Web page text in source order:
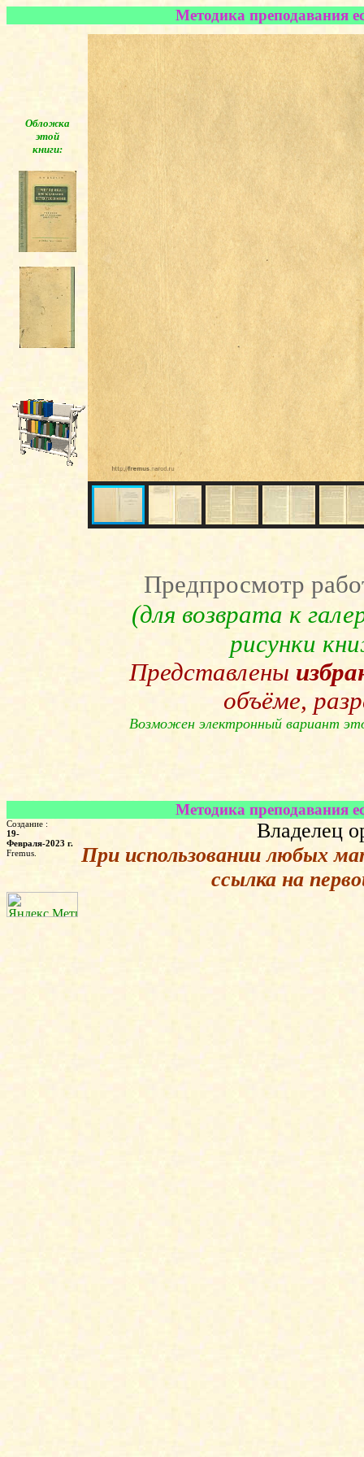
Методика преподавания
Обложка
этой
книги:
◄
Предпросмотр
(для возврата к
рисунки
Представлены
объёме,
Возможен электронный вариант
Методика преподавания
Создание :
19-
Февраля-2023 г.
Fremus.
Владелец
При использовании любых
ссылка на